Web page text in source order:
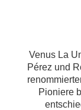
Venus La
Pérez und
Pioniere